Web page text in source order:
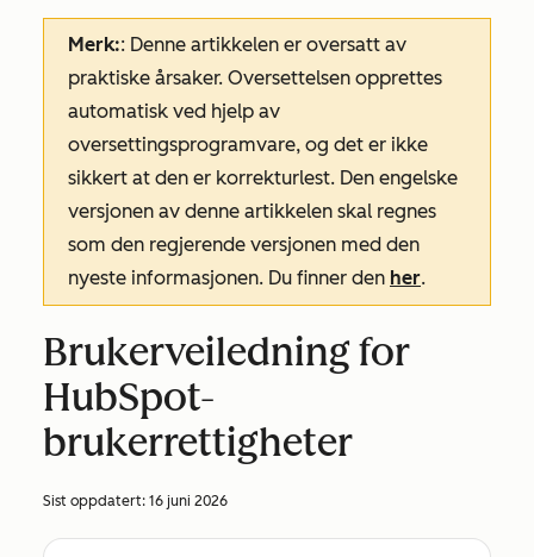
Merk:: Denne artikkelen er oversatt av
praktiske årsaker. Oversettelsen opprettes
automatisk ved hjelp av
oversettingsprogramvare, og det er ikke
sikkert at den er korrekturlest. Den engelske
versjonen av denne artikkelen skal regnes
som den regjerende versjonen med den
nyeste informasjonen. Du finner den her.
Brukerveiledning for
HubSpot-
brukerrettigheter
Sist oppdatert: 16 juni 2026